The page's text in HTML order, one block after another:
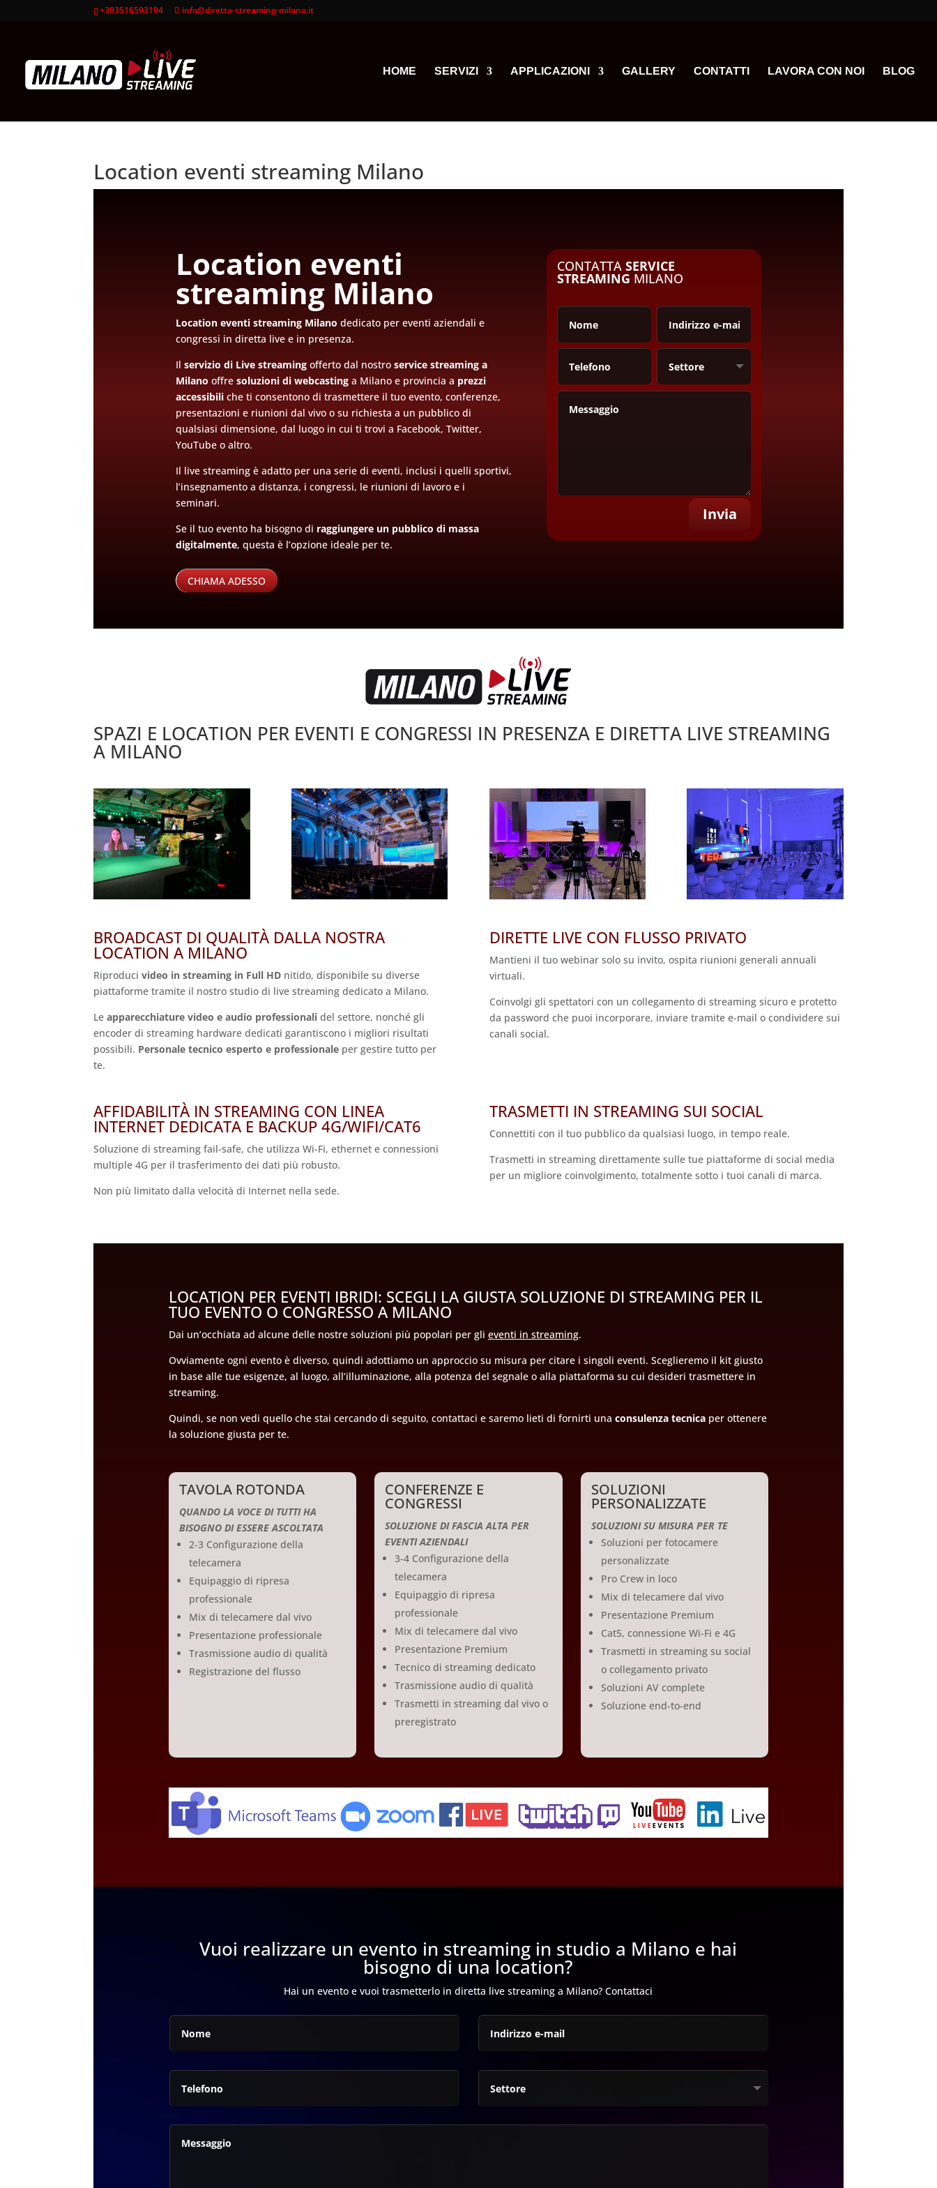
+393516593194 info@diretta-streaming-milano.it
HOME SERVIZI APPLICAZIONI GALLERY CONTATTI LAVORA CON NOI BLOG
Location eventi streaming Milano
Location eventi
streaming Milano
Location eventi streaming Milano dedicato per eventi aziendali e
congressi in diretta live e in presenza.
Il servizio di Live streamingofferto dal nostro service streaming a
Milano offre soluzioni di webcastinga Milano e provincia a prezzi
accessibiliche ti consentono di trasmettere il tuo evento, conferenze,
presentazioni e riunioni dal vivo o su richiesta a un pubblico di
qualsiasi dimensione, dal luogo in cui ti trovi a Facebook, Twitter,
YouTube o altro.
Il live streaming è adatto per una serie di eventi, inclusi i quelli sportivi,
l’insegnamento a distanza, i congressi, le riunioni di lavoro e i
seminari.
Se il tuo evento ha bisogno di raggiungere un pubblico di massa
digitalmente, questa è l’opzione ideale per te.
CHIAMA ADESSO
CONTATTA SERVICE
STREAMING MILANO
Invia
SPAZI E LOCATION PER EVENTI E CONGRESSI IN PRESENZA E DIRETTA LIVE STREAMING
A MILANO
BROADCAST DI QUALITÀ DALLA NOSTRA
LOCATION A MILANO
Riproducivideo in streaming in Full HD nitido, disponibile su diverse
piattaforme tramite il nostro studio di live streaming dedicato a Milano.
Leapparecchiature video e audio professionali del settore, nonché gli
encoder di streaming hardware dedicati garantiscono i migliori risultati
possibili. Personale tecnico esperto e professionale per gestire tutto per
te.
DIRETTE LIVE CON FLUSSO PRIVATO
Mantieni il tuo webinar solo su invito, ospita riunioni generali annuali
virtuali.
Coinvolgi gli spettatori con un collegamento di streaming sicuro e protetto
da password che puoi incorporare, inviare tramite e-mail o condividere sui
canali social.
AFFIDABILITÀ IN STREAMING CON LINEA
INTERNET DEDICATA E BACKUP 4G/WIFI/CAT6
Soluzione di streaming fail-safe, che utilizza Wi-Fi, ethernet e connessioni
multiple 4G per il trasferimento dei dati più robusto.
Non più limitato dalla velocità di Internet nella sede.
TRASMETTI IN STREAMING SUI SOCIAL
Connettiti con il tuo pubblico da qualsiasi luogo, in tempo reale.
Trasmetti in streaming direttamente sulle tue piattaforme di social media
per un migliore coinvolgimento, totalmente sotto i tuoi canali di marca.
LOCATION PER EVENTI IBRIDI: SCEGLI LA GIUSTA SOLUZIONE DI STREAMING PER IL
TUO EVENTO O CONGRESSO A MILANO
Dai un’occhiata ad alcune delle nostre soluzioni più popolari per gli eventi in streaming.
Ovviamente ogni evento è diverso, quindi adottiamo un approccio su misura per citare i singoli eventi. Sceglieremo il kit giusto
in base alle tue esigenze, al luogo, all’illuminazione, alla potenza del segnale o alla piattaforma su cui desideri trasmettere in
streaming.
Quindi, se non vedi quello che stai cercando di seguito, contattaci e saremo lieti di fornirti una consulenza tecnicaper ottenere
la soluzione giusta per te.
TAVOLA ROTONDA
QUANDO LA VOCE DI TUTTI HA
BISOGNO DI ESSERE ASCOLTATA
2-3 Configurazione della
telecamera
Equipaggio di ripresa
professionale
Mix di telecamere dal vivo
Presentazione professionale
Trasmissione audio di qualità
Registrazione del flusso
CONFERENZE E
CONGRESSI
SOLUZIONE DI FASCIA ALTA PER
EVENTI AZIENDALI
3-4 Configurazione della
telecamera
Equipaggio di ripresa
professionale
Mix di telecamere dal vivo
Presentazione Premium
Tecnico di streaming dedicato
Trasmissione audio di qualità
Trasmetti in streaming dal vivo o
preregistrato
SOLUZIONI
PERSONALIZZATE
SOLUZIONI SU MISURA PER TE
Soluzioni per fotocamere
personalizzate
Pro Crew in loco
Mix di telecamere dal vivo
Presentazione Premium
Cat5, connessione Wi-Fi e 4G
Trasmetti in streaming su social
o collegamento privato
Soluzioni AV complete
Soluzione end-to-end
Vuoi realizzare un evento in streaming in studio a Milano e hai
bisogno di una location?
Hai un evento e vuoi trasmetterlo in diretta live streaming a Milano? Contattaci